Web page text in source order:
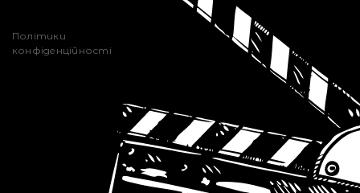
Політики
конфіденційності